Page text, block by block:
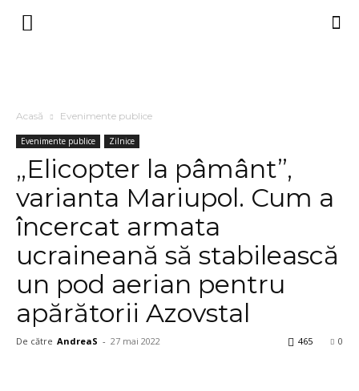
Acasă Evenimente publice
Evenimente publice Zilnice
„Elicopter la pâmânt”,
varianta Mariupol. Cum a
încercat armata
ucraineană să stabilească
un pod aerian pentru
apărătorii Azovstal
De către AndreaS - 27 mai 2022 0
465